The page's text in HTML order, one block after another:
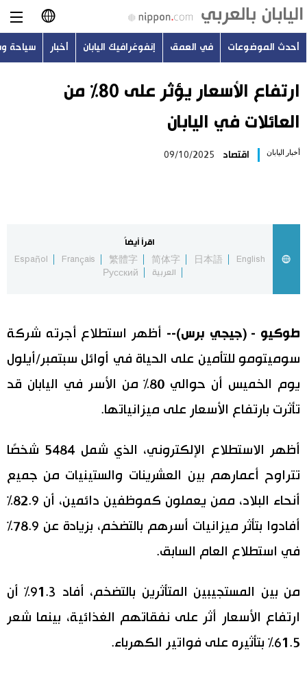
日本語
English
Русский
أحدث الموضوعات
اليابان في فيديو
مانغا وأنيمي
علوم وتكنولوجيا
الأقسام
صور
أشخاص
سياسة
اقتصاد
الأكثر تفاعلا
اللغة اليابانية
المطبخ الياباني
تواصل معنا
أحدث الموضوعات في العمق إنفوغرافيك اليابان أخبار سياحة
ارتفاع الأسعار يؤثر على 80% من
العائلات في اليابان
أخبار اليابان اقتصاد 09/10/2025
اقرأ أيضاً
English
日本語
简体字
繁體字
Français
Español
العربية
Русский
طوكيو - (جيجي برس)-- أظهر استطلاع أجرته شركة
سوميتومو للتأمين على الحياة في أوائل سبتمبر/أيلول
يوم الخميس أن حوالي 80% من الأسر في اليابان قد
تأثرت بارتفاع الأسعار على ميزانياتها.
أظهر الاستطلاع الإلكتروني، الذي شمل 5484 شخصًا
تتراوح أعمارهم بين العشرينات والستينيات من جميع
أنحاء البلاد، ممن يعملون كموظفين دائمين، أن 82.9%
أفادوا بتأثر ميزانيات أسرهم بالتضخم، بزيادة عن 78.9%
في استطلاع العام السابق.
من بين المستجيبين المتأثرين بالتضخم، أفاد 91.3% أن
ارتفاع الأسعار أثر على نفقاتهم الغذائية، بينما شعر
61.5% بتأثيره على فواتير الكهرباء.